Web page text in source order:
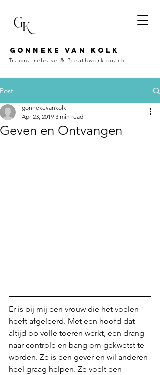
Gonneke van kolk
Trauma release & Breathwork coach
Post
Geven en Ontvangen
gonnekevankolk
Apr 23, 2019 3 min read
Er is bij mij een vrouw die het voelen
heeft afgeleerd. Met een hoofd dat
altijd op volle toeren werkt, een drang
naar controle en bang om gekwetst te
worden. Ze is een gever en wil anderen
heel graag helpen. Ze voelt een